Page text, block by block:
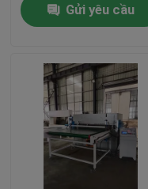
Yêu cầu báo giá
Máy cắt thủy lực
Máy ép thủy lực báo
Gửi yêu cầu